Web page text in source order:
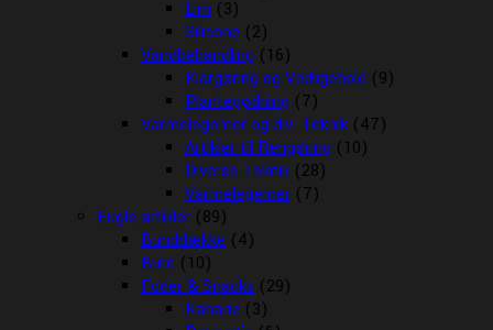
Lim (3)
Silicone (2)
Vandbehandling (16)
Klargøring og Vedligehold (9)
Plantegødning (7)
Varmelegemer og div. Teknik (47)
Artikler til Rengøring (10)
Diverse Teknik (28)
Varmelegemer (7)
Fugle artikler (89)
Bunddække (4)
Bure (10)
Foder & Snacks (29)
Kanarie (3)